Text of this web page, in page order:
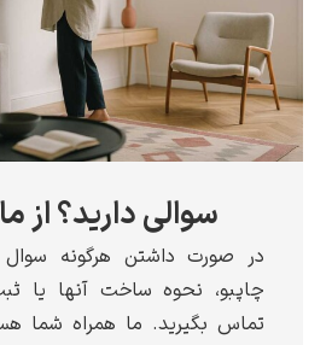
دارید؟ از ما بپرسید
هرگونه سوال درباره محصولات
ساخت آنها یا ثبت سفارش، با ما
ما همراه شما هستیم تا هنر را به